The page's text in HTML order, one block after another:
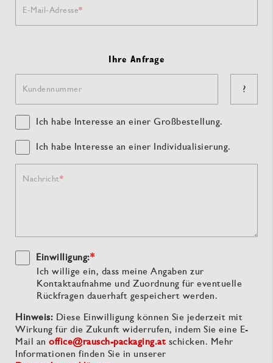
E-Mail-Adresse
Ihre Anfrage
Kundennummer ?
Ich habe Interesse an einer Großbestellung.
Ich habe Interesse an einer Individualisierung.
Nachricht
Einwilligung:*
Ich willige ein, dass meine Angaben zur
Kontaktaufnahme und Zuordnung für eventuelle
Rückfragen dauerhaft gespeichert werden.
Hinweis: Diese Einwilligung können Sie jederzeit mit
Wirkung für die Zukunft widerrufen, indem Sie eine E-
Mail an office@rausch-packaging.at schicken. Mehr
Informationen finden Sie in unserer